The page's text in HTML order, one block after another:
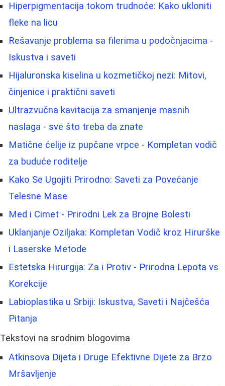
Hiperpigmentacija tokom trudnoće: Kako ukloniti
fleke na licu
Rešavanje problema sa filerima u podočnjacima -
Iskustva i saveti
Hijaluronska kiselina u kozmetičkoj nezi: Mitovi,
činjenice i praktični saveti
Ultrazvučna kavitacija za smanjenje masnih
naslaga - sve što treba da znate
Matične ćelije iz pupčane vrpce - Kompletan vodič
za buduće roditelje
Kako Se Ugojiti Prirodno: Saveti za Povećanje
Telesne Mase
Med i Cimet - Prirodni Lek za Brojne Bolesti
Uklanjanje Oziljaka: Kompletan Vodič kroz Hirurške
i Laserske Metode
Estetska Hirurgija: Za i Protiv - Prirodna Lepota vs
Korekcije
Labioplastika u Srbiji: Iskustva, Saveti i Najčešća
Pitanja
Tekstovi na srodnim blogovima
Atkinsova Dijeta i Druge Efektivne Dijete za Brzo
Mršavljenje